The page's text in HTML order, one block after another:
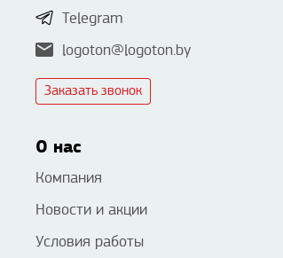
Telegram
logoton@logoton.by
Заказать звонок
О нас
Компания
Новости и акции
Условия работы